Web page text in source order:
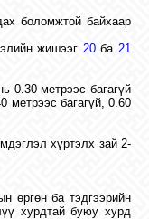
боломжтой байхаар
жишээг 20ба 21
0.30 метрээс багагүй
метрээс багагүй, 0.60
хүртэлх зай 2-
өргөн ба тэдгээрийн
хурдтай буюу хурд